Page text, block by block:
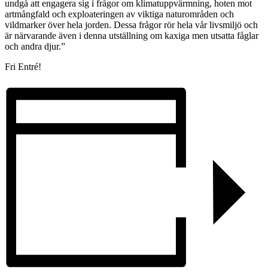
undgå att engagera sig i frågor om klimatupp­värmning, hoten mot
artmångfald och exploateringen av viktiga naturområden och
vildmarker över hela jorden. Dessa frågor rör hela vår livsmiljö och
är närvarande även i denna utställning om kaxiga men utsatta fåglar
och andra djur.”
Fri Entré!